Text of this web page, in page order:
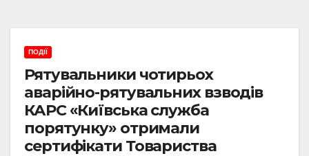
ПОДІЇ
Рятувальники чотирьох
аварійно-рятувальних взводів
КАРС «Київська служба
порятунку» отримали
сертифікати Товариства